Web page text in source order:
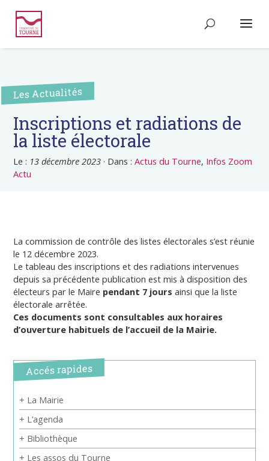
Les Actualités
Inscriptions et radiations de
la liste électorale
Le : 13 décembre 2023 · Dans :Actus du Tourne, Infos Zoom
Actu
La commission de contrôle des listes électorales s’est réunie
le 12 décembre 2023.
Le tableau des inscriptions et des radiations intervenues
depuis sa précédente publication est mis à disposition des
électeurs par le Maire pendant 7 jours ainsi que la liste
électorale arrêtée.
Ces documents sont consultables aux horaires
d’ouverture habituels de l’accueil de la Mairie.
Accés rapides
+ La Mairie
+ L’agenda
+ Bibliothèque
+ Les assos du Tourne